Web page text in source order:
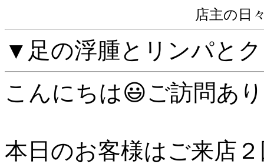
店主の日
▼足の浮腫とリンパと
こんにちは😃ご訪問あ
本日のお客様はご来店